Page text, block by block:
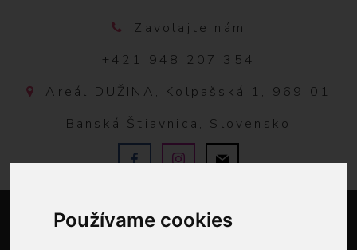
Používame cookies
Zavolajte nám
+421 948 207 354
Areál DUŽINA, Kolpašská 1, 969 01
Banská Štiavnica, Slovensko